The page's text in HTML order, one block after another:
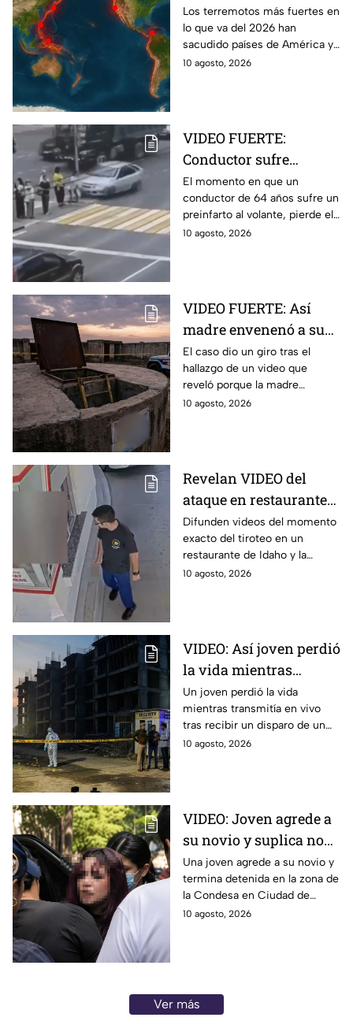
terremotos más fuertes
en lo que va del 2026
Los terremotos más fuertes en
lo que va del 2026 han
sacudido países de América y
Asia y pusieron nuevamente
10 agosto, 2026
VIDEO FUERTE:
Conductor sufre
preinfarto y atropella a
7 personas en Siberia
El momento en que un
conductor de 64 años sufre un
preinfarto al volante, pierde el
control y atropella a un grupo
10 agosto, 2026
VIDEO FUERTE: Así
madre envenenó a sus
hijos en antes acabar
en un tanque de agua
en India
El caso dio un giro tras el
hallazgo de un video que
reveló porque la madre
envenenó a sus hijos en India;
10 agosto, 2026
Revelan VIDEO del
ataque en restaurante
de Idaho: Así se vivió el
caótico tiroteo
Difunden videos del momento
exacto del tiroteo en un
restaurante de Idaho y la
respuesta policial ante el
10 agosto, 2026
VIDEO: Así joven perdió
la vida mientras
transmitía en vivo;
guardia le disparó en
India
Un joven perdió la vida
mientras transmitía en vivo
tras recibir un disparo de un
guardia de seguridad que lo
10 agosto, 2026
VIDEO: Joven agrede a
su novio y suplica no
ser detenida: “¡Tengo
un gato!”
Una joven agrede a su novio y
termina detenida en la zona de
la Condesa en Ciudad de
México. Su madre pidió que
10 agosto, 2026
Ver más